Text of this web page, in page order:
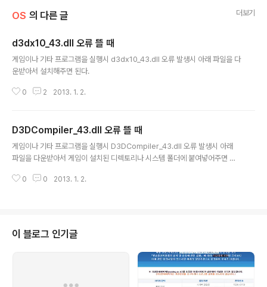
OS 의 다른 글 더보기
d3dx10_43.dll 오류 뜰 때
게임이나 기타 프로그램을 실행시 d3dx10_43.dll 오류 발생시 아래 파일을 다
운받아서 설치해주면 된다.
0 2 2013. 1. 2.
D3DCompiler_43.dll 오류 뜰 때
게임이나 기타 프로그램을 실행시 D3DCompiler_43.dll 오류 발생시 아래
파일을 다운받아서 게임이 설치된 디렉토리나 시스템 폴더에 붙여넣어주면 된
ndows\SysWOW64
0 0 2013. 1. 2.
이 블로그 인기글